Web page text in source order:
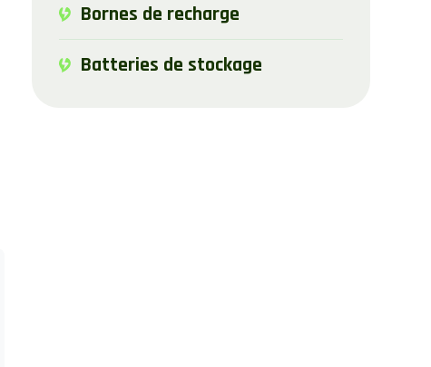
Bornes de recharge
Batteries de stockage